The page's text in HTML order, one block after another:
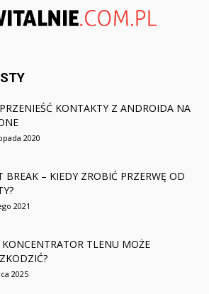
KONTAKTY Z ANDROIDA NA
2020
BREAK – KIEDY ZROBIĆ PRZERWĘ OD
2021
KONCENTRATOR TLENU MOŻE
2025